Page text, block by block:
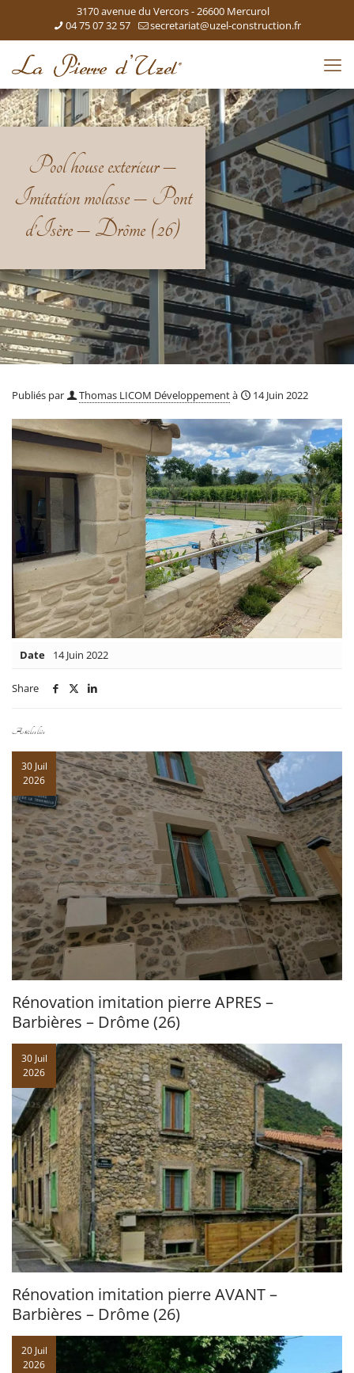
3170 avenue du Vercors - 26600 Mercurol
04 75 07 32 57
secretariat@uzel-construction.fr
Pool house exterieur –
Imitation molasse – Pont
d’Isère – Drôme (26)
Publiés par Thomas LICOM Développementà 14 Juin 2022
Date 14 Juin 2022
Share
Articles liés
30 Juil
2026
Rénovation imitation pierre APRES –
Barbières – Drôme (26)
30 Juil
2026
Rénovation imitation pierre AVANT –
Barbières – Drôme (26)
20 Juil
2026